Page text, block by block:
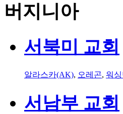
버지니아
서북미 교회
알라스카(AK), 오레곤, 워
서남부 교회